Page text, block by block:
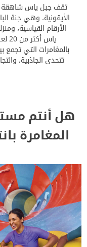
تقف جبل ياس شاهقة
الأيقونية، وهي جنة
الأرقام القياسية،
بالمغامرات التي تجمع
تتحدى الجاذبية،
هل أنتم
المغامرة